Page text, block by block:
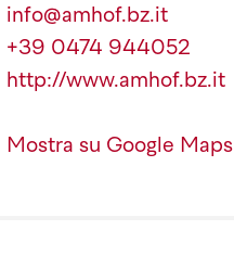
info@amhof.bz.it
+39 0474 944052
http://www.amhof.bz.it
Mostra su Google Maps